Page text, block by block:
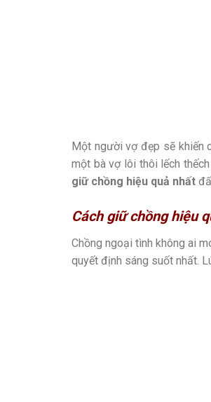
Một người vợ đẹp sẽ khiến
một bà vợ lôi thôi lếch
giữ chồng hiệu quả nhất
Cách giữ chồng hiệu
Chồng ngoại tình không ai
quyết định sáng suốt nhất.